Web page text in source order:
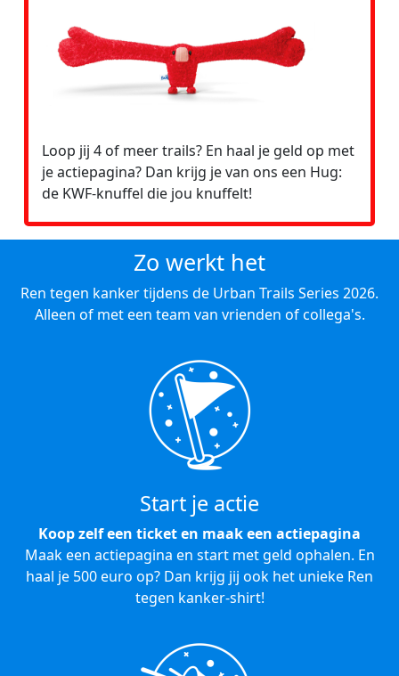
Loop jij 4 of meer trails? En haal je geld op met
je actiepagina? Dan krijg je van ons een Hug:
de KWF-knuffel die jou knuffelt!
Zo werkt het
Ren tegen kanker tijdens de Urban Trails Series 2026.
Alleen of met een team van vrienden of collega's.
Start je actie
Koop zelf een ticket en maak een actiepagina
Maak een actiepagina en start met geld ophalen. En
haal je 500 euro op? Dan krijg jij ook het unieke Ren
tegen kanker-shirt!